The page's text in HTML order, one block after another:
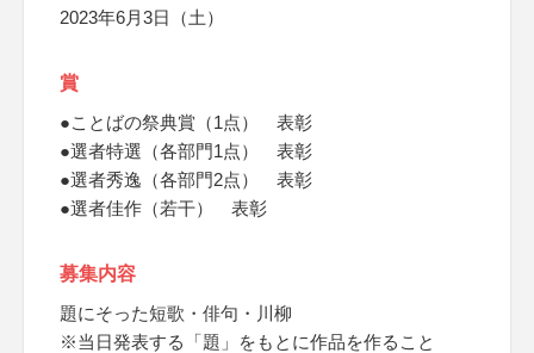
2023年6月3日（土）
賞
●ことばの祭典賞（1点） 表彰
●選者特選（各部門1点） 表彰
●選者秀逸（各部門2点） 表彰
●選者佳作（若干） 表彰
募集内容
題にそった短歌・俳句・川柳
※当日発表する「題」をもとに作品を作ること